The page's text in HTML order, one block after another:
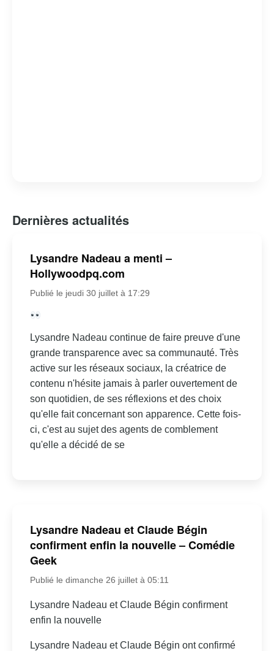
Dernières actualités
Lysandre Nadeau a menti –
Hollywoodpq.com
Publié le jeudi 30 juillet à 17:29
Lysandre Nadeau continue de faire preuve d'une
grande transparence avec sa communauté. Très
active sur les réseaux sociaux, la créatrice de
contenu n'hésite jamais à parler ouvertement de
son quotidien, de ses réflexions et des choix
qu'elle fait concernant son apparence. Cette fois-
ci, c'est au sujet des agents de comblement
qu'elle a décidé de se
Lysandre Nadeau et Claude Bégin
confirment enfin la nouvelle – Comédie
Geek
Publié le dimanche 26 juillet à 05:11
Lysandre Nadeau et Claude Bégin confirment
enfin la nouvelle
Lysandre Nadeau et Claude Bégin ont confirmé